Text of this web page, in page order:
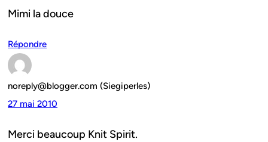
Mimi la douce
Répondre
noreply@blogger.com (Siegiperles)
27 mai 2010
Merci beaucoup Knit Spirit.